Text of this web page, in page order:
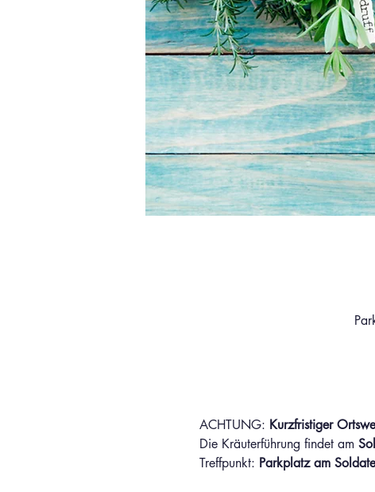
ACHTUNG: Kurzfristiger
Die Kräuterführung findet am
Treffpunkt: Parkplatz am